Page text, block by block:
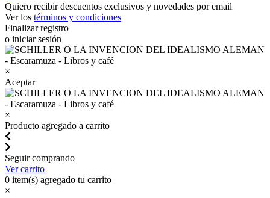
Quiero recibir descuentos exclusivos y novedades por email
Ver los términos y condiciones
Finalizar registro
o iniciar sesión
×
Aceptar
×
Producto agregado a carrito
Seguir comprando
Ver carrito
0 item(s) agregado tu carrito
×